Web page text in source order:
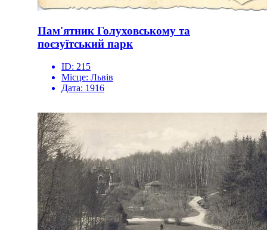
Пам'ятник Голуховському та
поєзуїтський парк
ID: 215
Місце: Львів
Дата: 1916